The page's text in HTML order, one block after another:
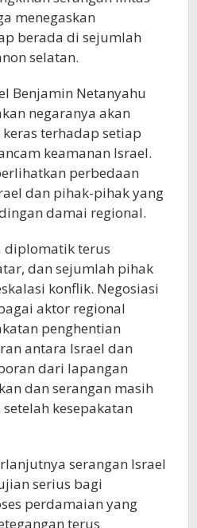
menegaskan
berada di sejumlah
selatan.
Benjamin Netanyahu
negaranya akan
terhadap setiap
keamanan Israel.
perbedaan
dan pihak-pihak yang
damai regional.
diplomatik terus
dan sejumlah pihak
konflik. Negosiasi
aktor regional
penghentian
antara Israel dan
dari lapangan
dan serangan masih
kesepakatan
serangan Israel
serius bagi
perdamaian yang
terus